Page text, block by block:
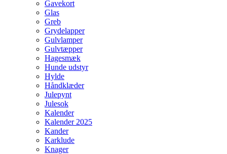
Gavekort
Glas
Greb
Grydelapper
Gulvlamper
Gulvtæpper
Hagesmæk
Hunde udstyr
Hylde
Håndklæder
Julepynt
Julesok
Kalender
Kalender 2025
Kander
Karklude
Knager